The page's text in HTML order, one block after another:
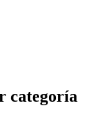
categoría